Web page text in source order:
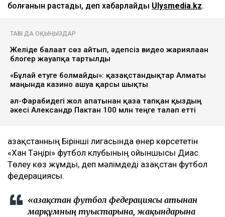
болғанын растады, деп хабарлайды Ulysmedia.kz.
ТАҒЫ ДА ОҚЫҢЫЗДАР
Желіде балағат сөз айтып, әдепсіз видео жариялаған
блогер жауапқа тартылды
«Бұлай етуге болмайды»: қазақстандықтар Алматы
маңында казино ашуға қарсы шықты
әл-Фарабидегі жол апатынан қаза тапқан қыздың
әкесі Александр Пактан 100 млн теңге талап етті
Қазақстанның Бірінші лигасында өнер көрсететін
«Хан Тәңірі» футбол клубының ойыншысы Диас
Төлеу көз жұмды, деп мәлімдеді Қазақстан футбол
федерациясы.
«Қазақстан футбол федерациясы атынан
марқұмның туыстарына, жақындарына